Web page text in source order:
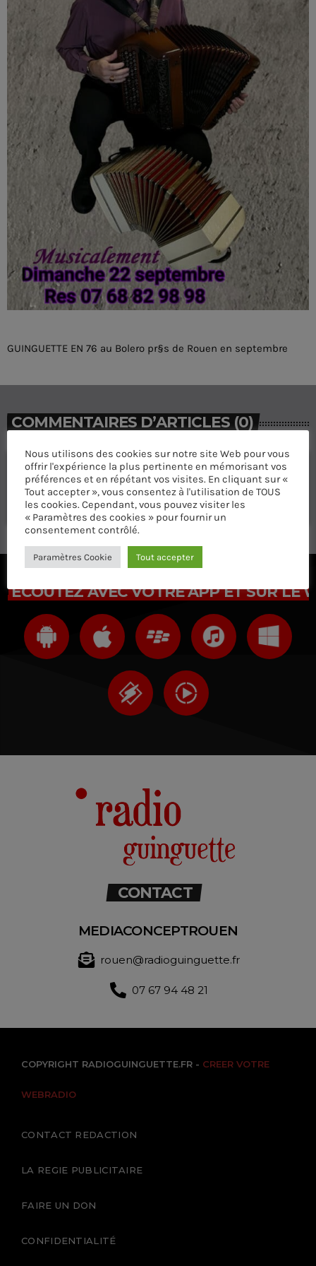
GUINGUETTE EN 76 au Bolero pr§s de Rouen en septembre
COMMENTAIRES D’ARTICLES (0)
Laisser une réponse
Vous devez être connecté pour ajouter un commentaire.
Connectez-vous maintenant
ÉCOUTEZ AVEC VOTRE APP ET SUR LE
CONTACT
MEDIACONCEPTROUEN
rouen@radioguinguette.fr
07 67 94 48 21
COPYRIGHT RADIOGUINGUETTE.FR - CREER VOTRE
WEBRADIO
CONTACT REDACTION
LA REGIE PUBLICITAIRE
FAIRE UN DON
CONFIDENTIALITÉ
Nous utilisons des cookies sur notre site Web pour vous
offrir l'expérience la plus pertinente en mémorisant vos
préférences et en répétant vos visites. En cliquant sur «
Tout accepter », vous consentez à l'utilisation de TOUS
les cookies. Cependant, vous pouvez visiter les
« Paramètres des cookies » pour fournir un
consentement contrôlé.
Paramètres Cookie Tout accepter